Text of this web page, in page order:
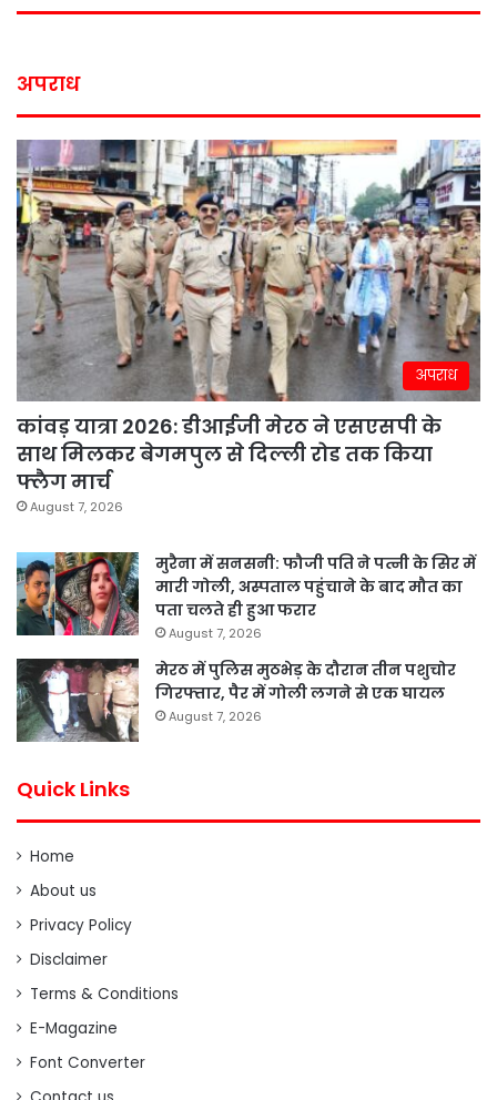
अपराध
अपराध
कांवड़ यात्रा 2026: डीआईजी मेरठ ने एसएसपी के
साथ मिलकर बेगमपुल से दिल्ली रोड तक किया
फ्लैग मार्च
August 7, 2026
मुरैना में सनसनी: फौजी पति ने पत्नी के सिर में
मारी गोली, अस्पताल पहुंचाने के बाद मौत का
पता चलते ही हुआ फरार
August 7, 2026
मेरठ में पुलिस मुठभेड़ के दौरान तीन पशुचोर
गिरफ्तार, पैर में गोली लगने से एक घायल
August 7, 2026
Quick Links
Home
About us
Privacy Policy
Disclaimer
Terms & Conditions
E-Magazine
Font Converter